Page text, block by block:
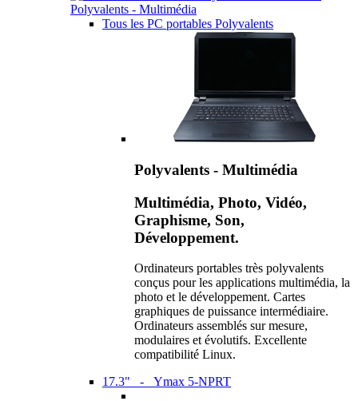
Polyvalents - Multimédia
Tous les PC portables Polyvalents
Polyvalents - Multimédia
Multimédia, Photo, Vidéo,
Graphisme, Son,
Développement.
Ordinateurs portables très polyvalents
conçus pour les applications multimédia, la
photo et le développement. Cartes
graphiques de puissance intermédiaire.
Ordinateurs assemblés sur mesure,
modulaires et évolutifs. Excellente
compatibilité Linux.
17.3" - Ymax 5-NPRT